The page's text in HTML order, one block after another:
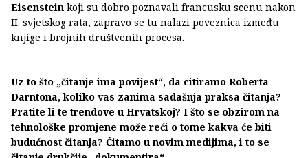
Eisenstein koji su dobro poznavali francusku scenu nakon
II. svjetskog rata, zapravo se tu nalazi poveznica između
knjige i brojnih društvenih procesa.
Uz to što „čitanje ima povijest“, da citiramo Roberta
Darntona, koliko vas zanima sadašnja praksa čitanja?
Pratite li te trendove u Hrvatskoj? I što se obzirom na
tehnološke promjene može reći o tome kakva će biti
budućnost čitanja? Čitamo u novim medijima, i to se